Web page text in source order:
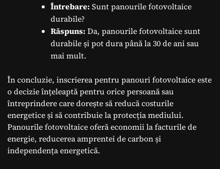
Întrebare: Sunt panourile fotovoltaice
durabile?
Răspuns: Da, panourile fotovoltaice sunt
durabile și pot dura până la 30 de ani sau
mai mult.
În concluzie, inscrierea pentru panouri fotovoltaice este
o decizie înțeleaptă pentru orice persoană sau
întreprindere care dorește să reducă costurile
energetice și să contribuie la protecția mediului.
Panourile fotovoltaice oferă economii la facturile de
energie, reducerea amprentei de carbon și
independența energetică.